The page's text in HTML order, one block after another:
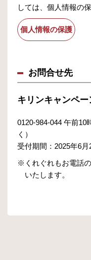
しては、個人情報の
個人情報の保護
お問合せ先
キリンキャンペ
0120-984-044 午前10
く）
受付期間：2025年6
※くれぐれもお電話
いたします。